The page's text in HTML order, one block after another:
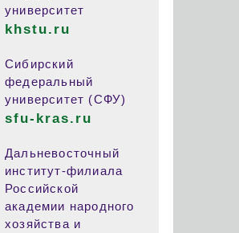
университет
khstu.ru
Сибирский
федеральный
университет (СФУ)
sfu-kras.ru
Дальневосточный
институт-филиала
Российской
академии народного
хозяйства и